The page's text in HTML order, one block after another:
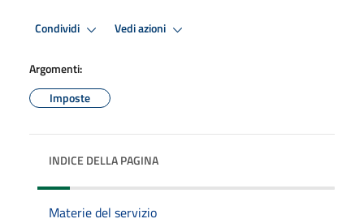
Condividi Vedi azioni
Argomenti:
Imposte
INDICE DELLA PAGINA
Materie del servizio